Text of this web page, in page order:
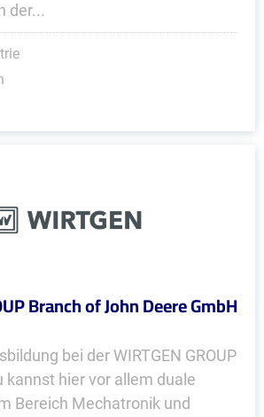
der...
Branch of John Deere GmbH
bei der WIRTGEN GROUP
kannst hier vor allem duale
Bereich Mechatronik und